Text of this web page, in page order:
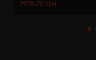
7978.70 грн